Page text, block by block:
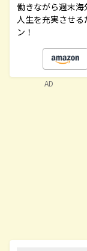
働きながら週末海
人生を充実させ
ン！
AD